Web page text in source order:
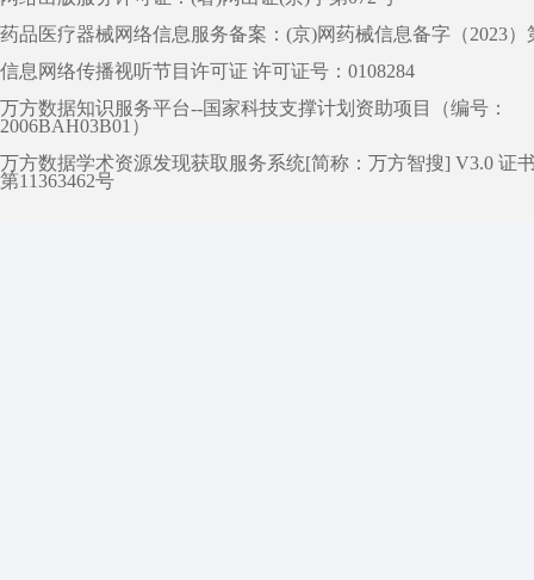
药品医疗器械网络信息服务备案：(京)网药械信息备字（2023）
信息网络传播视听节目许可证 许可证号：0108284
万方数据知识服务平台--国家科技支撑计划资助项目（编号：
2006BAH03B01）
万方数据学术资源发现获取服务系统[简称：万方智搜] V3.0 证
第11363462号